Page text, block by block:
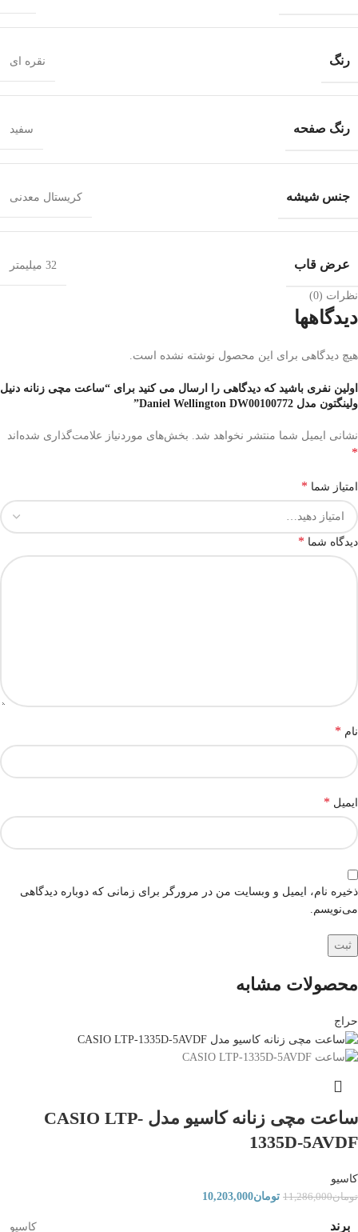
رنگ نقره ای
رنگ صفحه سفید
جنس شیشه کریستال معدنی
عرض قاب 32 میلیمتر
نظرات (0)
دیدگاهها
هیچ دیدگاهی برای این محصول نوشته نشده است.
اولین نفری باشید که دیدگاهی را ارسال می کنید برای “ساعت مچی زنانه دنیل
ولینگتون مدل Daniel Wellington DW00100772”
نشانی ایمیل شما منتشر نخواهد شد. بخش‌های موردنیاز علامت‌گذاری شده‌اند
*
امتیاز شما *
دیدگاه شما *
نام *
ایمیل *
ذخیره نام، ایمیل و وبسایت من در مرورگر برای زمانی که دوباره دیدگاهی
می‌نویسم.
محصولات مشابه
حراج
ساعت مچی زنانه کاسیو مدل CASIO LTP-
1335D-5AVDF
کاسیو
تومان11,286,000 تومان10,203,000
برند کاسیو